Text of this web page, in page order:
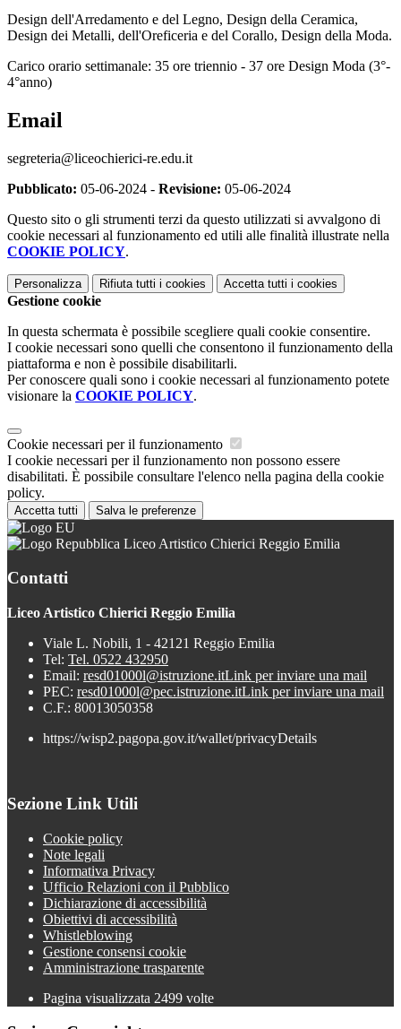
Design dell'Arredamento e del Legno, Design della Ceramica,
Design dei Metalli, dell'Oreficeria e del Corallo, Design della Moda.
Carico orario settimanale: 35 ore triennio - 37 ore Design Moda (3°-
4°anno)
Email
segreteria@liceochierici-re.edu.it
Pubblicato: 05-06-2024 - Revisione: 05-06-2024
Questo sito o gli strumenti terzi da questo utilizzati si avvalgono di
cookie necessari al funzionamento ed utili alle finalità illustrate nella
COOKIE POLICY.
Personalizza Rifiuta tutti i cookies Accetta tutti i cookies
Gestione cookie
In questa schermata è possibile scegliere quali cookie consentire.
I cookie necessari sono quelli che consentono il funzionamento della
piattaforma e non è possibile disabilitarli.
Per conoscere quali sono i cookie necessari al funzionamento potete
visionare la COOKIE POLICY.
Cookie necessari per il funzionamento
I cookie necessari per il funzionamento non possono essere
disabilitati. È possibile consultare l'elenco nella pagina della cookie
policy.
Accetta tutti Salva le preferenze
Liceo Artistico Chierici Reggio Emilia
Contatti
Liceo Artistico Chierici Reggio Emilia
Viale L. Nobili, 1 - 42121 Reggio Emilia
Tel: Tel. 0522 432950
Email: resd01000l@istruzione.itLink per inviare una mail
PEC: resd01000l@pec.istruzione.itLink per inviare una mail
C.F.: 80013050358
https://wisp2.pagopa.gov.it/wallet/privacyDetails
Sezione Link Utili
Cookie policy
Note legali
Informativa Privacy
Ufficio Relazioni con il Pubblico
Dichiarazione di accessibilità
Obiettivi di accessibilità
Whistleblowing
Gestione consensi cookie
Amministrazione trasparente
Pagina visualizzata 2499 volte